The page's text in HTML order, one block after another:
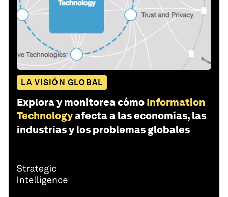
LA VISIÓN GLOBAL
Explora y monitorea cómo Information
Technologyafecta a las economías, las
industrias y los problemas globales